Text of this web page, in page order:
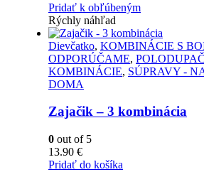
Pridať k obľúbeným
Rýchly náhľad
Dievčatko, KOMBINÁCIE S
ODPORÚČAME,
KOMBINÁCIE, SÚPRAVY -
DOMA
Zajačik – 3 kombinácia
0 out of 5
13.90 €
Pridať do košíka